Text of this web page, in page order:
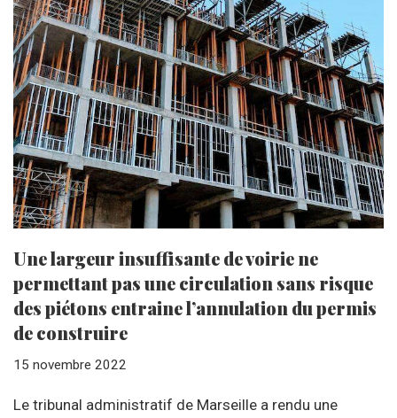
Une largeur insuffisante de voirie ne
permettant pas une circulation sans risque
des piétons entraine l’annulation du permis
de construire
15 novembre 2022
Le tribunal administratif de Marseille a rendu une